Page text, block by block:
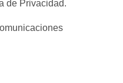
de Privacidad.